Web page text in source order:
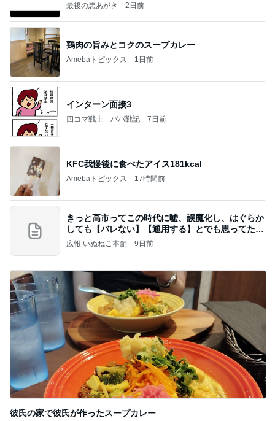
最後の悪あがき 2日前
鶏肉の旨みとコクのスープカレー
Amebaトピックス 1日前
インターン面接3
四コマ戦士 パパ戦記 7日前
KFC我慢後に食べたアイス181kcal
Amebaトピックス 17時間前
きっと高市ってこの時代に嘘、誤魔化し、はぐらか
しても【バレない】【通用する】とでも思ってたん
だろ
広報 いぬねこ本舗 9日前
彼氏の家で彼氏が作ったスープカレー